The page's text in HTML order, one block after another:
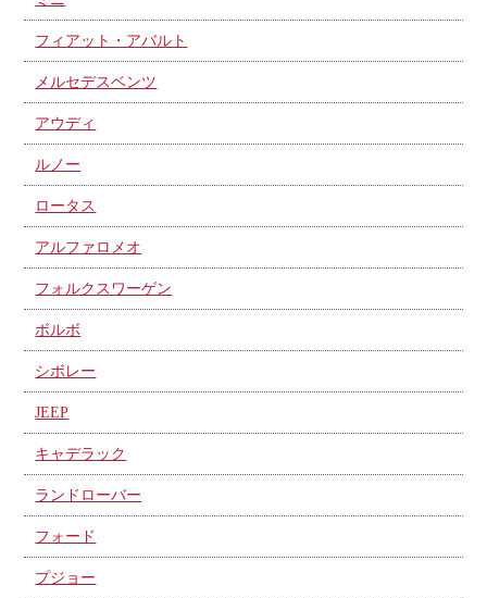
フィアット・アバルト
メルセデスベンツ
アウディ
ルノー
ロータス
アルファロメオ
フォルクスワーゲン
ボルボ
シボレー
JEEP
キャデラック
ランドローバー
フォード
プジョー